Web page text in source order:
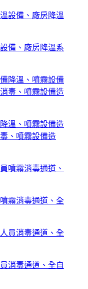
備、廠房降溫系
溫、噴霧設備造
、噴霧設備造
霧消毒通道、全
消毒通道、全自